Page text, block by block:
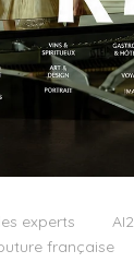
experts
AI2
française